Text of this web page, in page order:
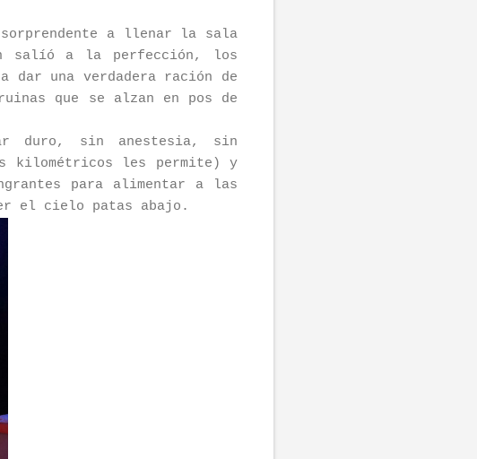
sorprendente a llenar la sala
salíó a la perfección, los
dar una verdadera ración de
que se alzan en pos de
duro, sin anestesia, sin
kilométricos les permite) y
para alimentar a las
el cielo patas abajo.